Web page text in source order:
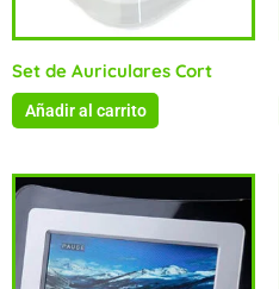
Set de Auriculares Cort
Añadir al carrito